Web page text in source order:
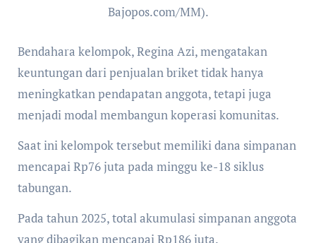
Bajopos.com/MM).
Bendahara kelompok, Regina Azi, mengatakan
keuntungan dari penjualan briket tidak hanya
meningkatkan pendapatan anggota, tetapi juga
menjadi modal membangun koperasi komunitas.
Saat ini kelompok tersebut memiliki dana simpanan
mencapai Rp76 juta pada minggu ke-18 siklus
tabungan.
Pada tahun 2025, total akumulasi simpanan anggota
yang dibagikan mencapai Rp186 juta.